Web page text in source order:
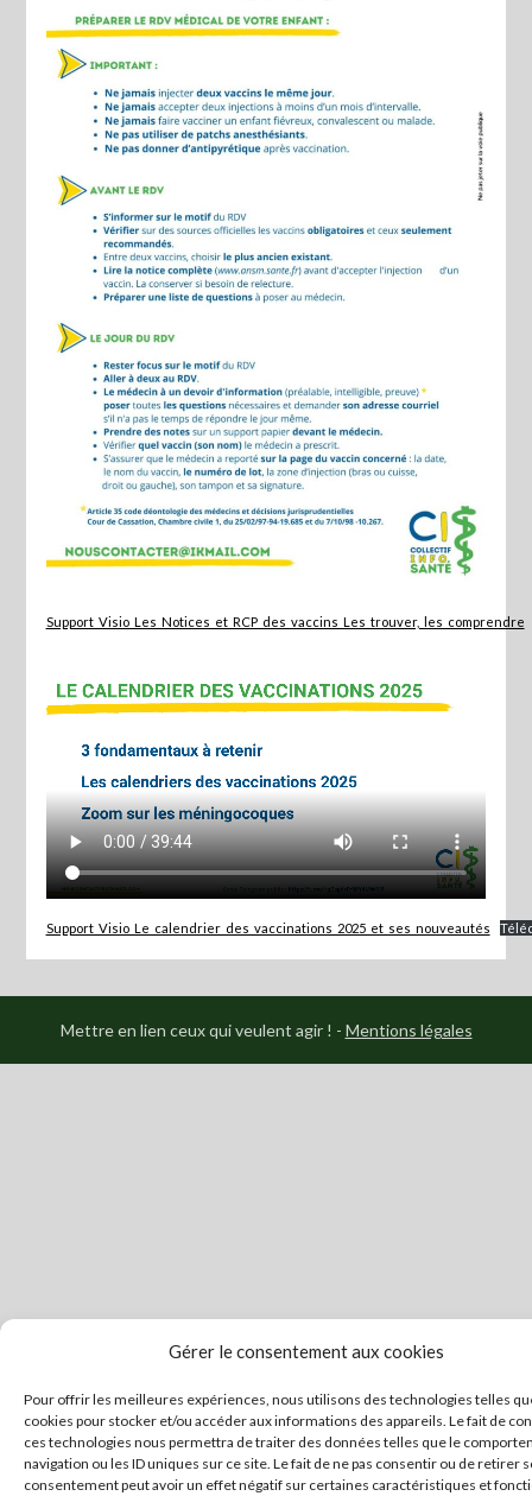
Gérer le consentement aux cookies
Pour offrir les meilleures expériences, nous utilisons des technologies telles
cookies pour stocker et/ou accéder aux informations des appareils. Le fait de
ces technologies nous permettra de traiter des données telles que le
navigation ou les ID uniques sur ce site. Le fait de ne pas consentir ou de retirer
consentement peut avoir un effet négatif sur certaines caractéristiques et
Support_Visio_Les_Notices_et_RCP_des_vaccins_Les_trouver,_les_comprendre
Support_Visio_Le_calendrier_des_vaccinations_2025_et_ses_nouveautés
Mettre en lien ceux qui veulent agir ! - Mentions légales